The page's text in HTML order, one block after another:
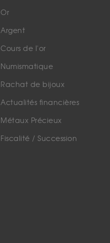
Or
Argent
Cours de l'or
Numismatique
Rachat de bijoux
Actualités financières
Métaux Précieux
Fiscalité / Succession